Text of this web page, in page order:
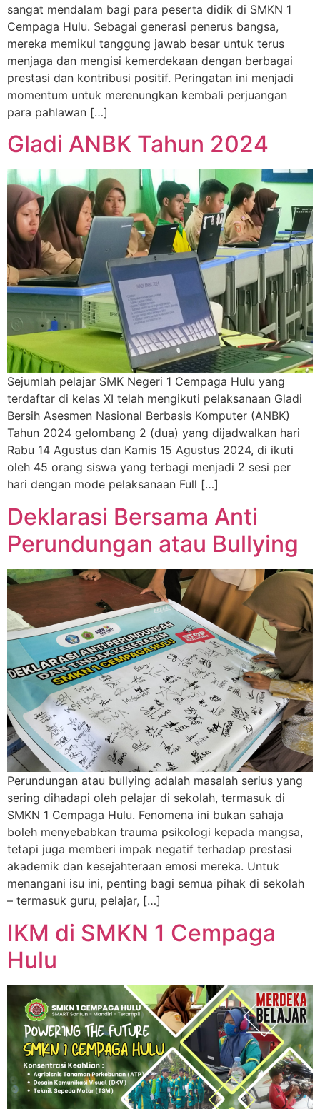
sangat mendalam bagi para peserta didik di SMKN 1
Cempaga Hulu. Sebagai generasi penerus bangsa,
mereka memikul tanggung jawab besar untuk terus
menjaga dan mengisi kemerdekaan dengan berbagai
prestasi dan kontribusi positif. Peringatan ini menjadi
momentum untuk merenungkan kembali perjuangan
para pahlawan […]
Gladi ANBK Tahun 2024
Sejumlah pelajar SMK Negeri 1 Cempaga Hulu yang
terdaftar di kelas XI telah mengikuti pelaksanaan Gladi
Bersih Asesmen Nasional Berbasis Komputer (ANBK)
Tahun 2024 gelombang 2 (dua) yang dijadwalkan hari
Rabu 14 Agustus dan Kamis 15 Agustus 2024, di ikuti
oleh 45 orang siswa yang terbagi menjadi 2 sesi per
hari dengan mode pelaksanaan Full […]
Deklarasi Bersama Anti
Perundungan atau Bullying
Perundungan atau bullying adalah masalah serius yang
sering dihadapi oleh pelajar di sekolah, termasuk di
SMKN 1 Cempaga Hulu. Fenomena ini bukan sahaja
boleh menyebabkan trauma psikologi kepada mangsa,
tetapi juga memberi impak negatif terhadap prestasi
akademik dan kesejahteraan emosi mereka. Untuk
menangani isu ini, penting bagi semua pihak di sekolah
– termasuk guru, pelajar, […]
IKM di SMKN 1 Cempaga
Hulu